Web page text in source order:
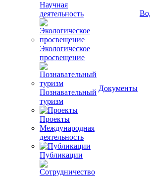
Научная
деятельность
Экологическое
просвещение
Познавательный
туризм
Проекты
Международная
деятельность
Публикации
Документы